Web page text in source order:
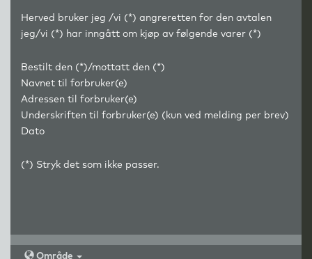
Herved bruker jeg /vi (*) angreretten for den avtalen
jeg/vi (*) har inngått om kjøp av følgende varer (*)
Bestilt den (*)/mottatt den (*)
Navnet til forbruker(e)
Adressen til forbruker(e)
Underskriften til forbruker(e) (kun ved melding per brev)
Dato
(*) Stryk det som ikke passer.
Område